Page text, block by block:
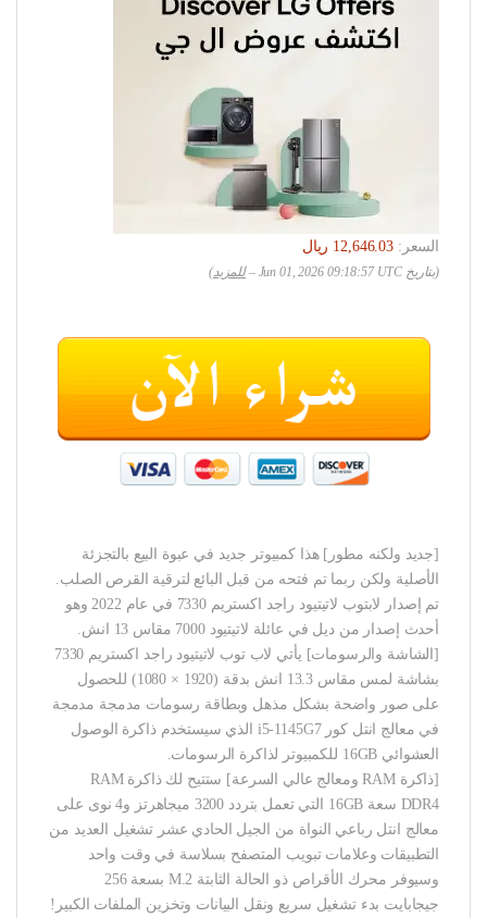
السعر:
‏12,646.03 ريال
(بتاريخ Jun 01, 2026 09:18:57 UTC – للمزيد)
[جديد ولكنه مطور] هذا كمبيوتر جديد في عبوة البيع بالتجزئة
الأصلية ولكن ربما تم فتحه من قبل البائع لترقية القرص الصلب.
تم إصدار لابتوب لاتيتيود راجد اكستريم 7330 في عام 2022 وهو
أحدث إصدار من ديل في عائلة لاتيتيود 7000 مقاس 13 انش.
[الشاشة والرسومات] يأتي لاب توب لاتيتيود راجد اكستريم 7330
بشاشة لمس مقاس 13.3 انش بدقة (1920 × 1080) للحصول
على صور واضحة بشكل مذهل وبطاقة رسومات مدمجة مدمجة
في معالج انتل كور i5-1145G7 الذي سيستخدم ذاكرة الوصول
العشوائي 16GB للكمبيوتر لذاكرة الرسومات.
[ذاكرة RAM ومعالج عالي السرعة] ستتيح لك ذاكرة RAM
DDR4 سعة 16GB التي تعمل بتردد 3200 ميجاهرتز و4 نوى على
معالج انتل رباعي النواة من الجيل الحادي عشر تشغيل العديد من
التطبيقات وعلامات تبويب المتصفح بسلاسة في وقت واحد
وسيوفر محرك الأقراص ذو الحالة الثابتة M.2 بسعة 256
جيجابايت بدء تشغيل سريع ونقل البيانات وتخزين الملفات الكبير!